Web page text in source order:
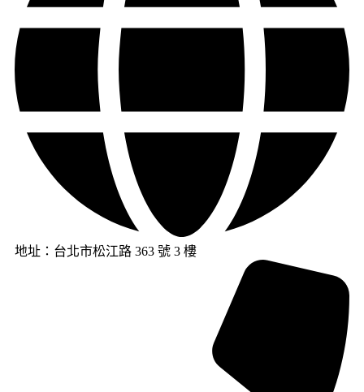
地址：台北市松江路 363 號 3 樓